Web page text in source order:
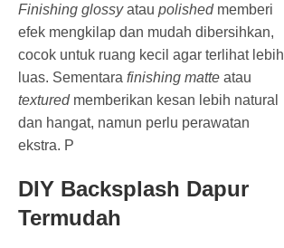
Finishing glossyatau polished memberi
efek mengkilap dan mudah dibersihkan,
cocok untuk ruang kecil agar terlihat lebih
luas. Sementara finishing matte atau
texturedmemberikan kesan lebih natural
dan hangat, namun perlu perawatan
ekstra. P
DIY Backsplash Dapur
Termudah